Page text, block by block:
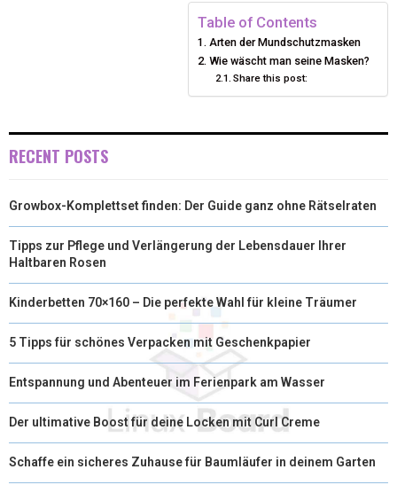
E
R
E
D
I
Table of Contents
Arten der Mundschutzmasken
Wie wäscht man seine Masken?
Share this post:
RECENT POSTS
Growbox-Komplettset finden: Der Guide ganz ohne Rätselraten
Tipps zur Pflege und Verlängerung der Lebensdauer Ihrer
Haltbaren Rosen
Kinderbetten 70×160 – Die perfekte Wahl für kleine Träumer
5 Tipps für schönes Verpacken mit Geschenkpapier
Entspannung und Abenteuer im Ferienpark am Wasser
Der ultimative Boost für deine Locken mit Curl Creme
Schaffe ein sicheres Zuhause für Baumläufer in deinem Garten